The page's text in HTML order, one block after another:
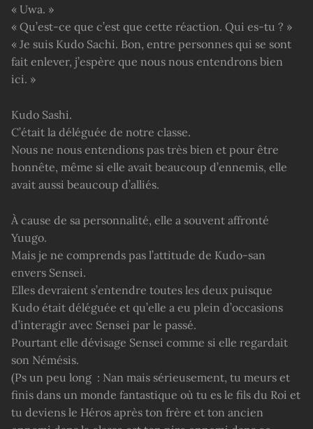
« Uwa. »
« Qu’est-ce que c’est que cette réaction. Qui es-tu ? »
« Je suis Kudo Sachi. Bon, entre personnes qui se sont
fait enlever, j’espère que nous nous entendrons bien
ici. »
Kudo Sashi.
C’était la déléguée de notre classe.
Nous ne nous entendions pas très bien et pour être
honnête, même si elle avait beaucoup d’ennemis, elle
avait aussi beaucoup d’alliés.
À cause de sa personnalité, elle a souvent affronté
Yuugo.
Mais je ne comprends pas l’attitude de Kudo-san
envers Sensei.
Elles devraient s’entendre toutes les deux puisque
Kudo était déléguée et qu’elle a eu plein d’occasions
d’interagir avec Sensei par le passé.
Pourtant elle dévisage Sensei comme si elle regardait
son Némésis.
(Ps un peu long : Nan mais sérieusement, tu meurs et
finis dans un monde fantastique où tu es le fils du Roi et
tu deviens le Héros après ton frère et ton ancien